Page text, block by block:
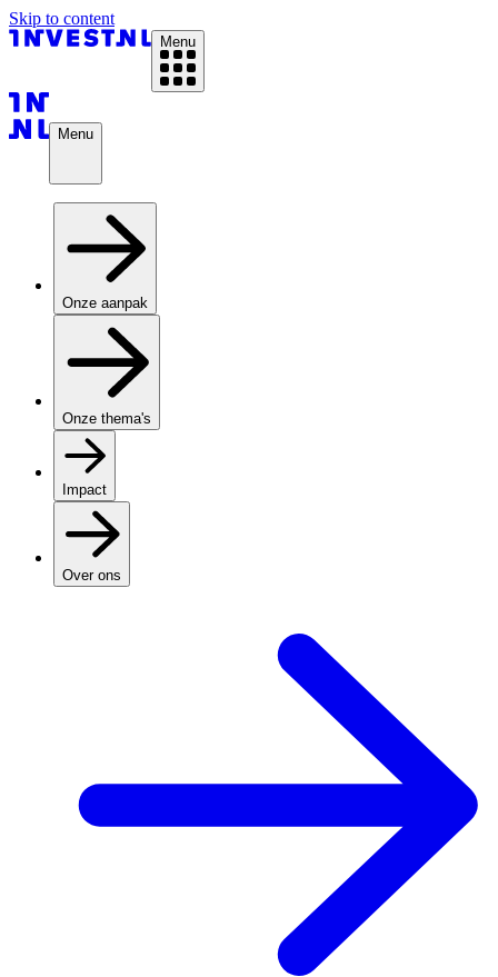
Skip to content
Menu
Menu
Onze aanpak
Onze thema's
Impact
Over ons